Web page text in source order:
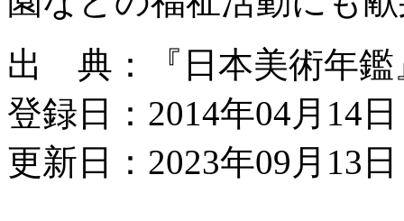
出 典：『日本美術年鑑
登録日：2014年04月14日
更新日：2023年09月13